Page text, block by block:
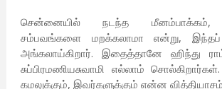
சென்னையில் நடந்த மீனம்பாக்கம்,
சம்பவங்களை மறக்கலாமா என்று,
அங்கலாய்கிறார். இதைத்தானே ஹிந்து
சுப்பிரமணியசுவாமி எல்லாம்
கமலுக்கும், இவர்களுக்கும் என்ன